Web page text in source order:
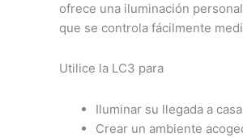
ofrece una iluminación
que se controla fácilmente
Utilice la LC3 para
Iluminar su llegada a casa
Crear un ambiente